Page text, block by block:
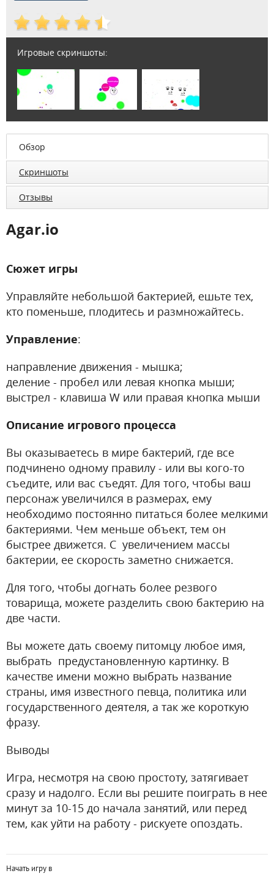
Игровые скриншоты:
Обзор
Скриншоты
Отзывы
Agar.io
Сюжет игры
Управляйте небольшой бактерией, ешьте тех,
кто поменьше, плодитесь и размножайтесь.
Управление:
направление движения - мышка;
деление - пробел или левая кнопка мыши;
выстрел - клавиша W или правая кнопка мыши
Описание игрового процесса
Вы оказываетесь в мире бактерий, где все
подчинено одному правилу - или вы кого-то
съедите, или вас съедят. Для того, чтобы ваш
персонаж увеличился в размерах, ему
необходимо постоянно питаться более мелкими
бактериями. Чем меньше объект, тем он
быстрее движется. С увеличением массы
бактерии, ее скорость заметно снижается.
Для того, чтобы догнать более резвого
товарища, можете разделить свою бактерию на
две части.
Вы можете дать своему питомцу любое имя,
выбрать предустановленную картинку. В
качестве имени можно выбрать название
страны, имя известного певца, политика или
государственного деятеля, а так же короткую
фразу.
Выводы
Игра, несмотря на свою простоту, затягивает
сразу и надолго. Если вы решите поиграть в нее
минут за 10-15 до начала занятий, или перед
тем, как уйти на работу - рискуете опоздать.
Начать игру в